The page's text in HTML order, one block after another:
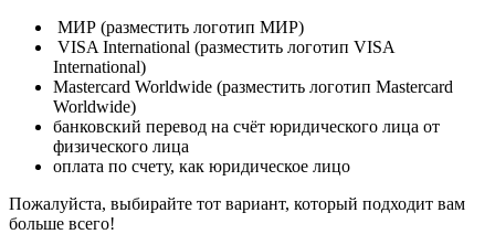
МИР (разместить логотип МИР)
VISA International (разместить логотип VISA
International)
Mastercard Worldwide (разместить логотип Mastercard
Worldwide)
банковский перевод на счёт юридического лица от
физического лица
оплата по счету, как юридическое лицо
Пожалуйста, выбирайте тот вариант, который подходит вам
больше всего!